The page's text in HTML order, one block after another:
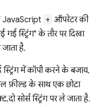
JavaScript + ऑपरेटर की
स्ट्रिंग" के तौर पर दिखा
जाता है.
स्ट्रिंग में कॉपी करने के बजाय,
फ़ील्ड के साथ एक छोटा
सोर्स स्ट्रिंग पर ले जाता है.